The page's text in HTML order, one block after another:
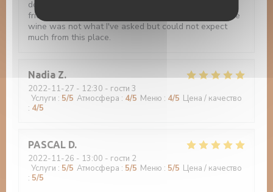
does not worth the visit. Although the staff is very
friendly, I've asked half a bottle and I'm pretty sure the
wine was not what I've asked but could not expect
much from this place.
Nadia Z
2022-11-27 - 12:30 - гости 3
Услуги : 5/5 Атмосфера : 4/5 Меню : 4/5 Цена / качество
: 4/5
PASCAL D
2022-11-26 - 13:00 - гости 2
Услуги : 5/5 Атмосфера : 5/5 Меню : 5/5 Цена / качество
: 5/5